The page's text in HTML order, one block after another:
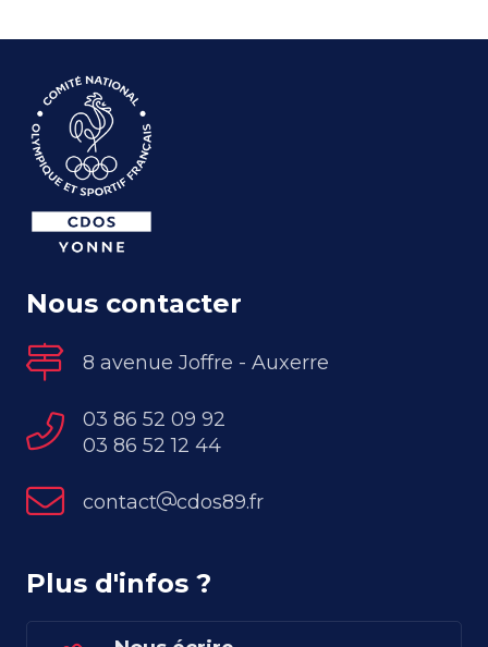
Nous contacter
8 avenue Joffre - Auxerre
03 86 52 09 92
03 86 52 12 44
contact cdos89.fr
Plus d'infos ?